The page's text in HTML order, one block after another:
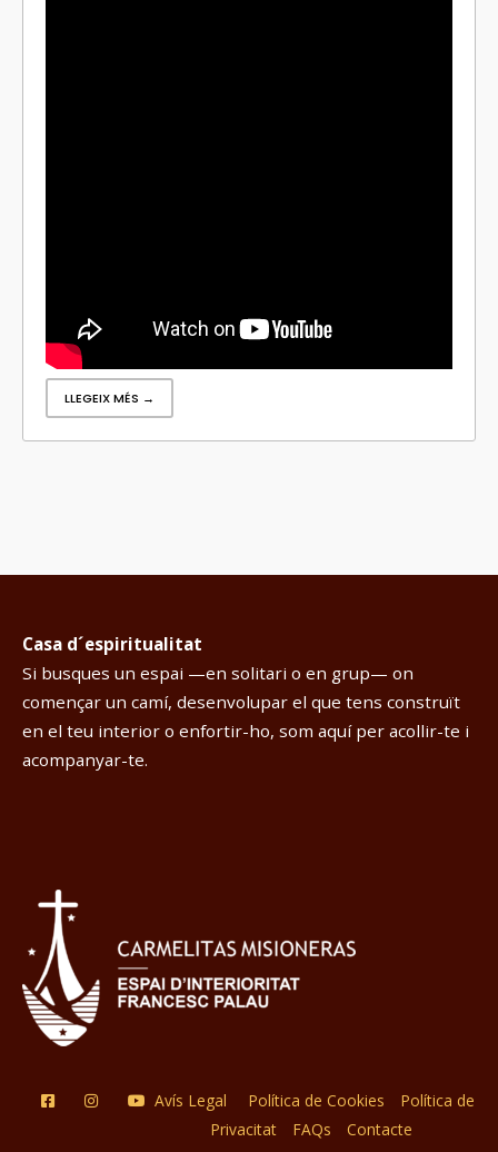
LLEGEIX MÉS →
Casa d´espiritualitat
Si busques un espai —en solitari o en grup— on
començar un camí, desenvolupar el que tens construït
en el teu interior o enfortir-ho, som aquí per acollir-te i
acompanyar-te.
Avís Legal Política de Cookies
Política de
Privacitat
FAQs Contacte